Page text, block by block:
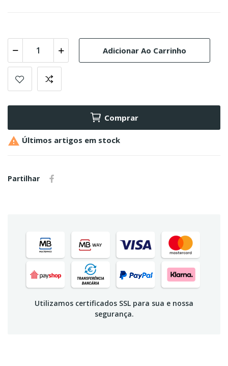
Adicionar Ao Carrinho
Comprar
 Últimos artigos em stock
Partilhar
Utilizamos certificados SSL para sua e nossa
segurança.